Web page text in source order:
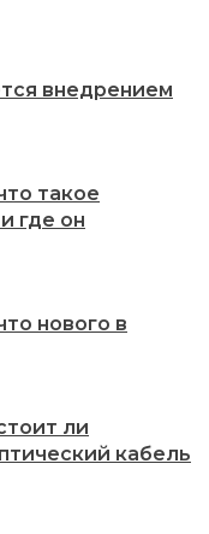
внедрением
такое
где он
нового в
ли
кабель